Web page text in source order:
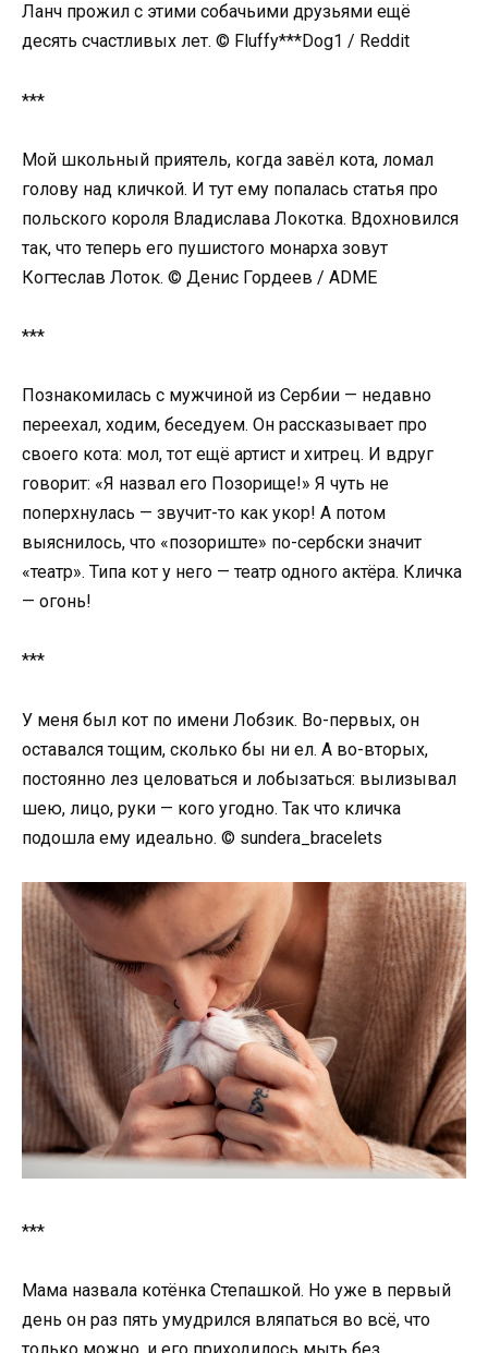
Ланч прожил с этими собачьими друзьями ещё
десять счастливых лет. © Fluffy***Dog1 / Reddit
***
Мой школьный приятель, когда завёл кота, ломал
голову над кличкой. И тут ему попалась статья про
польского короля Владислава Локотка. Вдохновился
так, что теперь его пушистого монарха зовут
Когтеслав Лоток. © Денис Гордеев / ADME
***
Познакомилась с мужчиной из Сербии — недавно
переехал, ходим, беседуем. Он рассказывает про
своего кота: мол, тот ещё артист и хитрец. И вдруг
говорит: «Я назвал его Позорище!» Я чуть не
поперхнулась — звучит-то как укор! А потом
выяснилось, что «позориште» по-сербски значит
«театр». Типа кот у него — театр одного актёра. Кличка
— огонь!
***
У меня был кот по имени Лобзик. Во-первых, он
оставался тощим, сколько бы ни ел. А во-вторых,
постоянно лез целоваться и лобызаться: вылизывал
шею, лицо, руки — кого угодно. Так что кличка
подошла ему идеально. © sundera_bracelets
***
Мама назвала котёнка Степашкой. Но уже в первый
день он раз пять умудрился вляпаться во всё, что